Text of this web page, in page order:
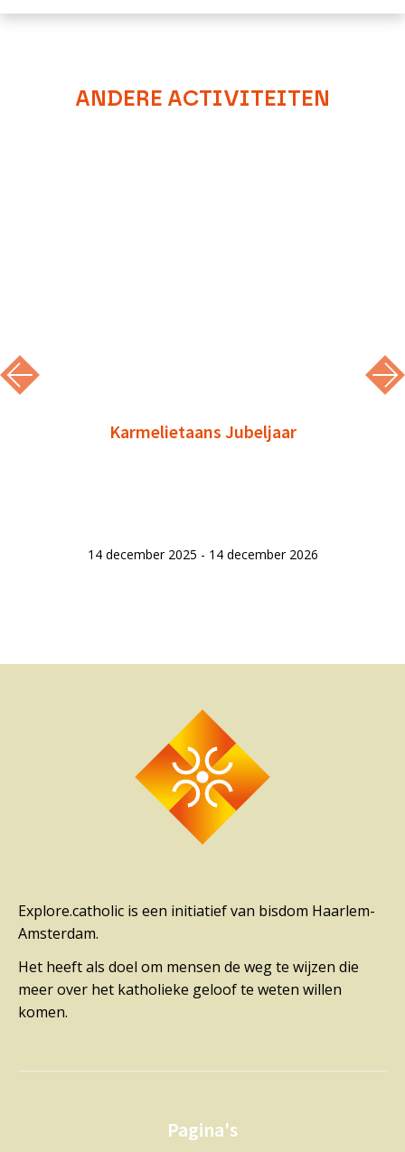
ANDERE ACTIVITEITEN
Karmelietaans Jubeljaar
14 december 2025 - 14 december 2026
Explore.catholic is een initiatief van bisdom Haarlem-
Amsterdam.
Het heeft als doel om mensen de weg te wijzen die
meer over het katholieke geloof te weten willen
komen.
Pagina's